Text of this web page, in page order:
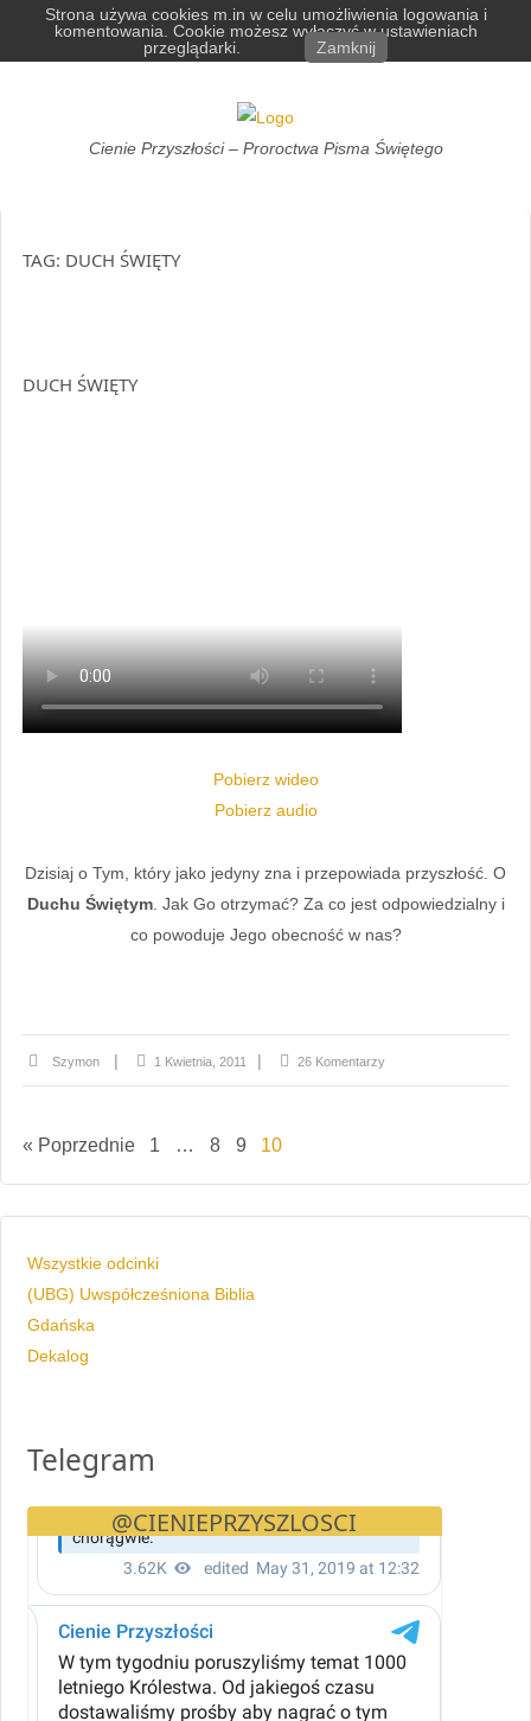
Cienie
Cienie Przyszłości – Proroctwa Pisma Świętego
TAG: DUCH ŚWIĘTY
DUCH ŚWIĘTY
Pobierz wideo
Pobierz audio
Dzisiaj o Tym, który jako jedyny zna i przepowiada przyszłość. O
Duchu Świętym. Jak Go otrzymać? Za co jest odpowiedzialny i
co powoduje Jego obecność w nas?
Szymon 1 Kwietnia, 2011 26 Komentarzy
« Poprzednie 1 … 8 9 10
Wszystkie odcinki
(UBG) Uwspółcześniona Biblia
Gdańska
Dekalog
Telegram
@CIENIEPRZYSZLOSCI
Strona używa cookies m.in w celu umożliwienia logowania i
komentowania. Cookie możesz wyłączyć w ustawieniach
przeglądarki.
Zamknij